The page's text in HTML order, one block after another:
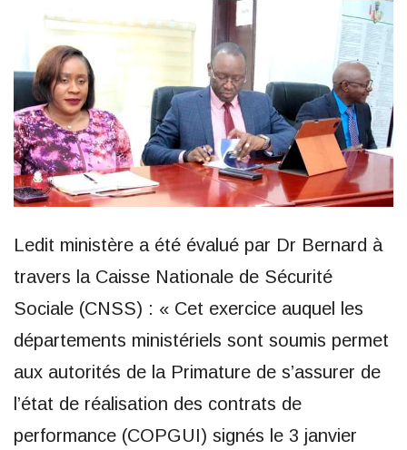
Ledit ministère a été évalué par Dr Bernard à
travers la Caisse Nationale de Sécurité
Sociale (CNSS) : « Cet exercice auquel les
départements ministériels sont soumis permet
aux autorités de la Primature de s’assurer de
l’état de réalisation des contrats de
performance (COPGUI) signés le 3 janvier